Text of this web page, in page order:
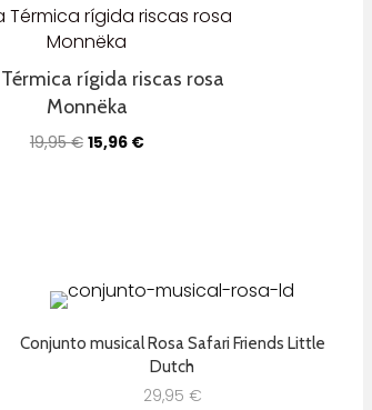
rígida riscas rosa
Monnëka
19,95€ O
15,96 €O
Conjunto musical Rosa Safari Friends Little
Dutch
29,95 €